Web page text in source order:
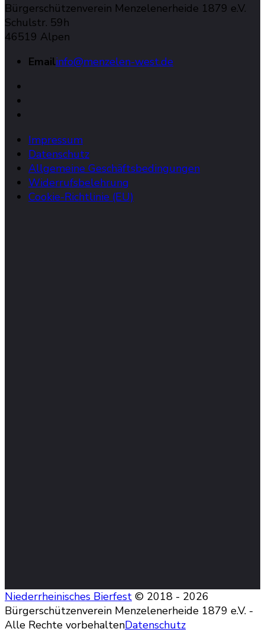
Bürgerschützenverein Menzelenerheide 1879 e.V.
Schulstr. 59h
46519 Alpen
Emailinfo@menzelen-west.de
Impressum
Datenschutz
Allgemeine Geschäftsbedingungen
Widerrufsbelehrung
Cookie-Richtlinie (EU)
Niederrheinisches Bierfest © 2018 - 2026
Bürgerschützenverein Menzelenerheide 1879 e.V. -
Alle Rechte vorbehaltenDatenschutz